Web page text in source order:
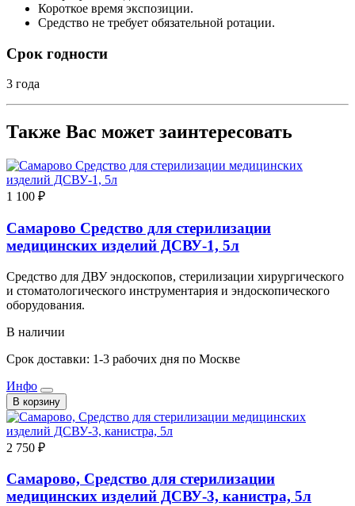
Короткое время экспозиции.
Средство не требует обязательной ротации.
Срок годности
3 года
Также Вас может заинтересовать
1 100 ₽
Самарово Средство для стерилизации
медицинских изделий ДСВУ-1, 5л
Средство для ДВУ эндоскопов, стерилизации хирургического
и стоматологического инструментария и эндоскопического
оборудования.
В наличии
Срок доставки: 1-3 рабочих дня по Москве
Инфо
В корзину
2 750 ₽
Самарово, Средство для стерилизации
медицинских изделий ДСВУ-3, канистра, 5л